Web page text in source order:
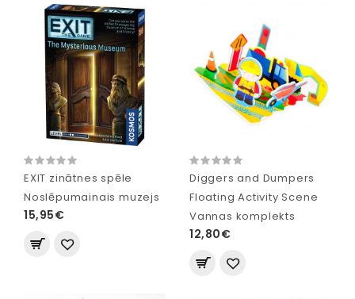
EXIT zinātnes spēle
Noslēpumainais muzejs
15,95€
Diggers and Dumpers
Floating Activity Scene
Vannas komplekts
12,80€